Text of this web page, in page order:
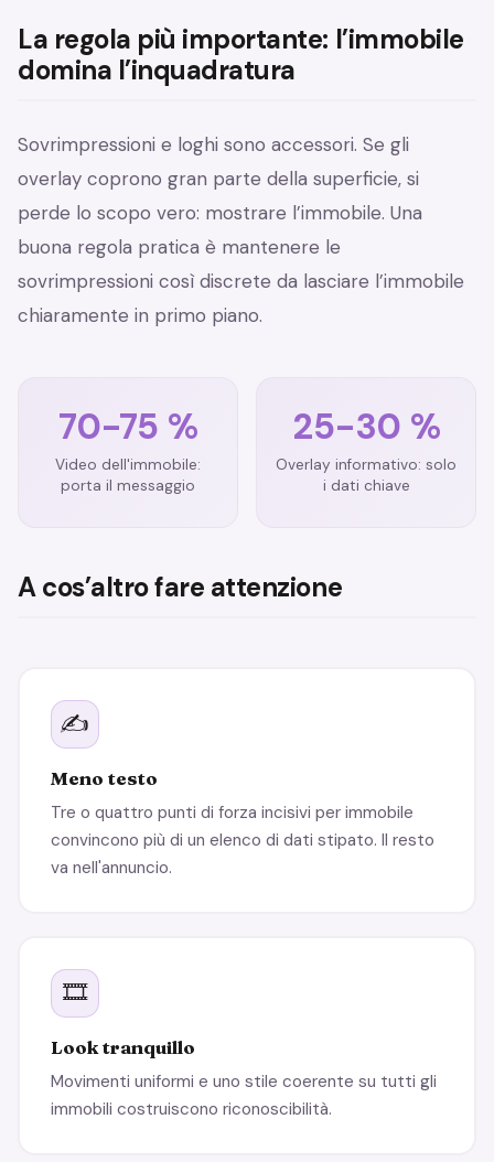
La regola più importante: l’immobile
domina l’inquadratura
Sovrimpressioni e loghi sono accessori. Se gli
overlay coprono gran parte della superficie, si
perde lo scopo vero: mostrare l’immobile. Una
buona regola pratica è mantenere le
sovrimpressioni così discrete da lasciare l’immobile
chiaramente in primo piano.
70-75 %
Video dell'immobile:
porta il messaggio
25-30 %
Overlay informativo: solo
i dati chiave
A cos’altro fare attenzione
✍️
Meno testo
Tre o quattro punti di forza incisivi per immobile
convincono più di un elenco di dati stipato. Il resto
va nell'annuncio.
🎞️
Look tranquillo
Movimenti uniformi e uno stile coerente su tutti gli
immobili costruiscono riconoscibilità.